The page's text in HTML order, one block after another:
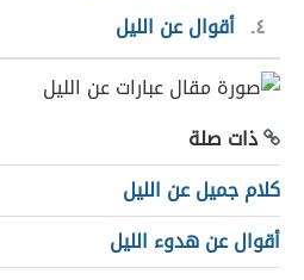
٤ أقوال عن الليل
ذات صلة
كلام جميل عن الليل
أقوال عن هدوء الليل